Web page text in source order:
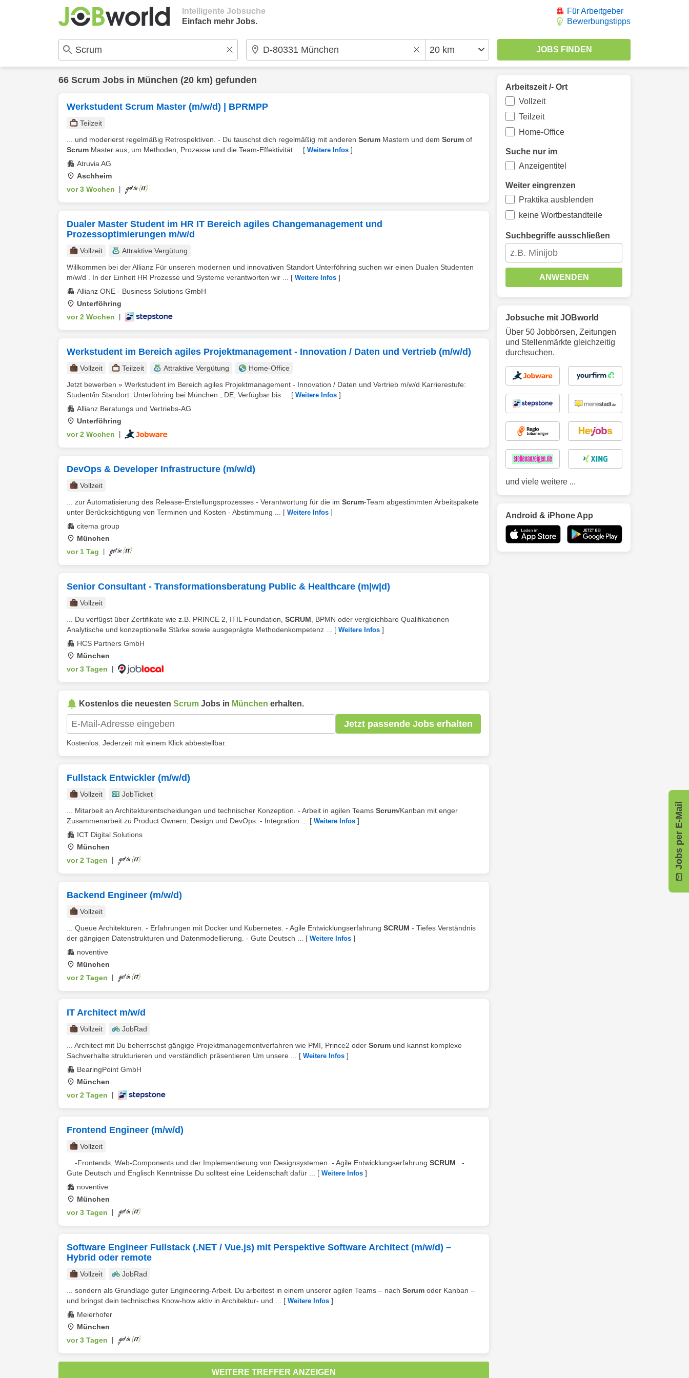
Intelligente Jobsuche
Einfach mehr Jobs.
Für Arbeitgeber
Bewerbungstipps
66 Scrum Jobs in München (20 km) gefunden
Werkstudent Scrum Master (m/w/d) | BPRMPP
Teilzeit
... und moderierst regelmäßig Retrospektiven. - Du tauschst dich regelmäßig mit anderen Scrum Mastern und dem Scrum of
Scrum Master aus, um Methoden, Prozesse und die Team-Effektivität ... [ Weitere Infos ]
Atruvia AG
Aschheim
vor 3 Wochen
Dualer Master Student im HR IT Bereich agiles Changemanagement und
Prozessoptimierungen m/w/d
Vollzeit
Attraktive Vergütung
Willkommen bei der Allianz Für unseren modernen und innovativen Standort Unterföhring suchen wir einen Dualen Studenten
m/w/d . In der Einheit HR Prozesse und Systeme verantworten wir ...
[ Weitere Infos ]
Allianz ONE - Business Solutions GmbH
Unterföhring
vor 2 Wochen
Werkstudent im Bereich agiles Projektmanagement - Innovation / Daten und Vertrieb (m/w/d)
Vollzeit Teilzeit Attraktive Vergütung
Home-Office
Jetzt bewerben » Werkstudent im Bereich agiles Projektmanagement - Innovation / Daten und Vertrieb m/w/d Karrierestufe:
Student/in Standort: Unterföhring bei München , DE, Verfügbar bis ...
[ Weitere Infos ]
Allianz Beratungs und Vertriebs-AG
Unterföhring
vor 2 Wochen
DevOps & Developer Infrastructure (m/w/d)
Vollzeit
... zur Automatisierung des Release-Erstellungsprozesses - Verantwortung für die im Scrum-Team abgestimmten Arbeitspakete
unter Berücksichtigung von Terminen und Kosten - Abstimmung ...
[ Weitere Infos ]
citema group
München
vor 1 Tag
Senior Consultant - Transformationsberatung Public & Healthcare (m|w|d)
Vollzeit
... Du verfügst über Zertifikate wie z.B. PRINCE 2, ITIL Foundation, SCRUM , BPMN oder vergleichbare Qualifikationen
Analytische und konzeptionelle Stärke sowie ausgeprägte Methodenkompetenz ...
[ Weitere Infos ]
HCS Partners GmbH
München
vor 3 Tagen
Kostenlos die neuesten Scrum Jobs in München erhalten.
Jetzt passende Jobs erhalten
Kostenlos. Jederzeit mit einem Klick abbestellbar.
Fullstack Entwickler (m/w/d)
Vollzeit
JobTicket
... Mitarbeit an Architekturentscheidungen und technischer Konzeption. - Arbeit in agilen Teams Scrum/Kanban mit enger
Zusammenarbeit zu Product Ownern, Design und DevOps. - Integration ...
[ Weitere Infos ]
ICT Digital Solutions
München
vor 2 Tagen
Backend Engineer (m/w/d)
Vollzeit
... Queue Architekturen. - Erfahrungen mit Docker und Kubernetes. - Agile Entwicklungserfahrung SCRUM - Tiefes Verständnis
der gängigen Datenstrukturen und Datenmodellierung. - Gute Deutsch ...
[ Weitere Infos ]
noventive
München
vor 2 Tagen
IT Architect m/w/d
Vollzeit
JobRad
... Architect mit Du beherrschst gängige Projektmanagementverfahren wie PMI, Prince2 oder Scrum und kannst komplexe
Sachverhalte strukturieren und verständlich präsentieren Um unsere ...
[ Weitere Infos ]
BearingPoint GmbH
München
vor 2 Tagen
Frontend Engineer (m/w/d)
Vollzeit
... -Frontends, Web-Components und der Implementierung von Designsystemen. - Agile Entwicklungserfahrung SCRUM . -
Gute Deutsch und Englisch Kenntnisse Du solltest eine Leidenschaft dafür ...
[ Weitere Infos ]
noventive
München
vor 3 Tagen
Software Engineer Fullstack (.NET / Vue.js) mit Perspektive Software Architect (m/w/d) –
Hybrid oder remote
Vollzeit
JobRad
... sondern als Grundlage guter Engineering-Arbeit. Du arbeitest in einem unserer agilen Teams – nach Scrum oder Kanban –
und bringst dein technisches Know-how aktiv in Architektur- und ...
[ Weitere Infos ]
Meierhofer
München
vor 3 Tagen
WEITERE TREFFER ANZEIGEN
Jobs per E-Mail
Arbeitszeit /- Ort
Vollzeit
Teilzeit
Home-Office
Suche nur im
Anzeigentitel
Weiter eingrenzen
Praktika ausblenden
keine Wortbestandteile
Suchbegriffe ausschließen
ANWENDEN
Jobsuche mit JOBworld
Über 50 Jobbörsen, Zeitungen
und Stellenmärkte gleichzeitig
durchsuchen.
und viele weitere ...
Android & iPhone App